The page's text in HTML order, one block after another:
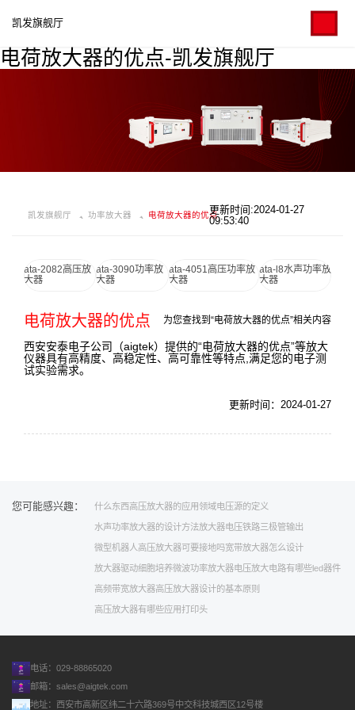
电荷放大器的优点-凯发旗舰厅
凯发旗舰厅
凯发旗舰厅 功率放大器 电荷放大器的优点更新时间:2024-01-27
09:53:40
ata-2082高压放
大器
ata-3090功率放
大器
ata-4051高压功率放
大器
ata-l8水声功率放
大器
电荷放大器的优点 为您查找到“电荷放大器的优点”相关内容
西安安泰电子公司（aigtek）提供的“电荷放大器的优点”等放大
仪器具有高精度、高稳定性、高可靠性等特点,满足您的电子测
试实验需求。
更新时间：2024-01-27
您可能感兴趣： 什么东西高压放大器的应用领域电压源的定义
水声功率放大器的设计方法放大器电压铁路三极管输出
微型机器人高压放大器可要接地吗宽带放大器怎么设计
放大器驱动细胞培养微波功率放大器电压放大电路有哪些led器件
高频带宽放大器高压放大器设计的基本原则
高压放大器有哪些应用打印头
电话：029-88865020
邮箱： sales@aigtek.com
地址：西安市高新区纬二十六路369号中交科技城西区12号楼